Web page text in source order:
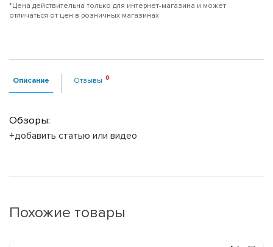
*Цена действительна только для интернет-магазина и может
отличаться от цен в розничных магазинах
Описание Отзывы
Обзоры:
+добавить статью или видео
Похожие товары